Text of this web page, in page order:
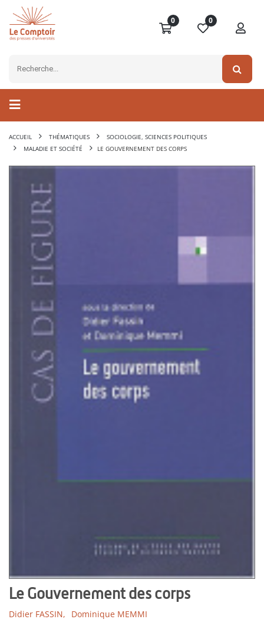
0 0
ACCUEIL THÉMATIQUES
SOCIOLOGIE, SCIENCES POLITIQUES
MALADIE ET SOCIÉTÉ
LE GOUVERNEMENT DES CORPS
Le Gouvernement des corps
Didier FASSIN, Dominique MEMMI